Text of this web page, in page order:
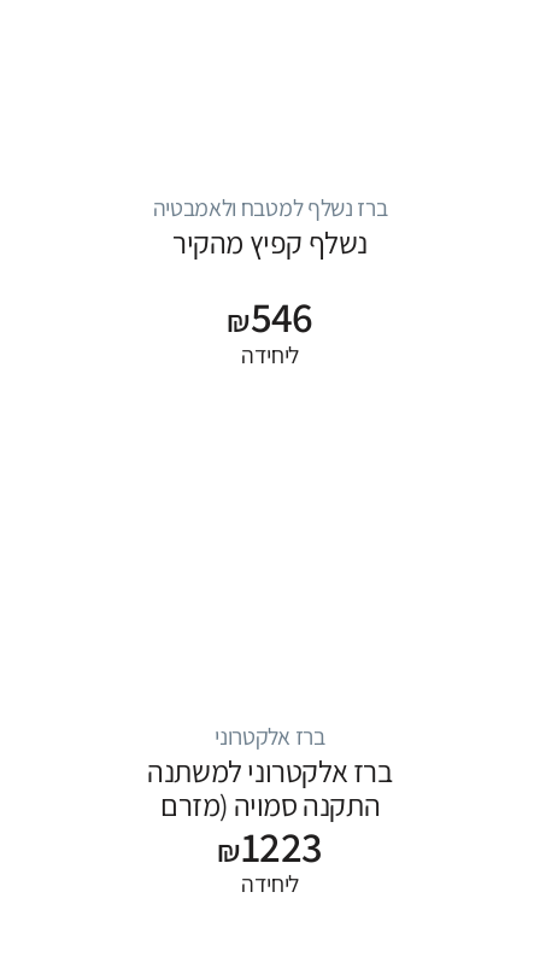
ברז נשלף למטבח ולאמבטיה
נשלף קפיץ מהקיר
₪546
ליחידה
ברז אלקטרוני
ברז אלקטרוני למשתנה
התקנה סמויה (מזרם
שטיפה)₪1223
ליחידה